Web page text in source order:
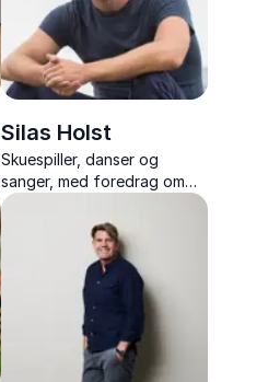
Silas Holst
Skuespiller, danser og
sanger, med foredrag om
mobning, mangfoldighed og
mod til at stå ved sig selv –
fyldt med nærvær og
autentiske historier.